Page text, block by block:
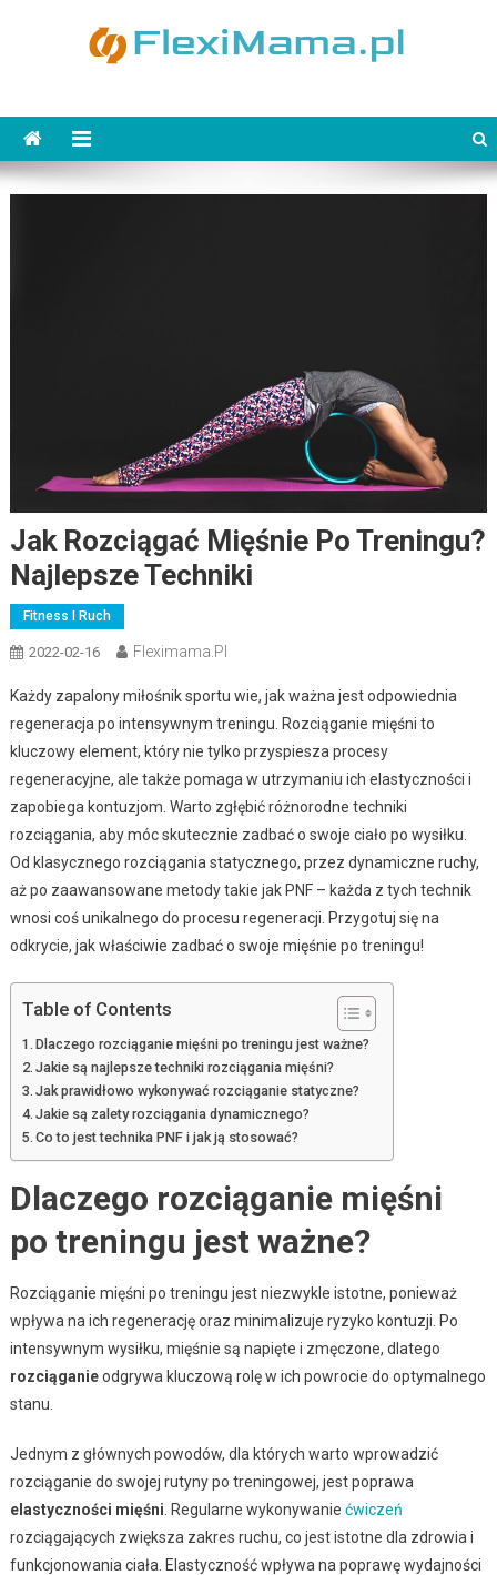
Jak Rozciągać Mięśnie Po Treningu?
Najlepsze Techniki
Fitness I Ruch
2022-02-16 Fleximama.pl
Każdy zapalony miłośnik sportu wie, jak ważna jest odpowiednia
regeneracja po intensywnym treningu. Rozciąganie mięśni to
kluczowy element, który nie tylko przyspiesza procesy
regeneracyjne, ale także pomaga w utrzymaniu ich elastyczności i
zapobiega kontuzjom. Warto zgłębić różnorodne techniki
rozciągania, aby móc skutecznie zadbać o swoje ciało po wysiłku.
Od klasycznego rozciągania statycznego, przez dynamiczne ruchy,
aż po zaawansowane metody takie jak PNF – każda z tych technik
wnosi coś unikalnego do procesu regeneracji. Przygotuj się na
odkrycie, jak właściwie zadbać o swoje mięśnie po treningu!
Table of Contents
Dlaczego rozciąganie mięśni po treningu jest ważne?
Jakie są najlepsze techniki rozciągania mięśni?
Jak prawidłowo wykonywać rozciąganie statyczne?
Jakie są zalety rozciągania dynamicznego?
Co to jest technika PNF i jak ją stosować?
Dlaczego rozciąganie mięśni
po treningu jest ważne?
Rozciąganie mięśni po treningu jest niezwykle istotne, ponieważ
wpływa na ich regenerację oraz minimalizuje ryzyko kontuzji. Po
intensywnym wysiłku, mięśnie są napięte i zmęczone, dlatego
rozciąganieodgrywa kluczową rolę w ich powrocie do optymalnego
stanu.
Jednym z głównych powodów, dla których warto wprowadzić
rozciąganie do swojej rutyny po treningowej, jest poprawa
elastyczności mięśni . Regularne wykonywanie ćwiczeń
rozciągających zwiększa zakres ruchu, co jest istotne dla zdrowia i
funkcjonowania ciała. Elastyczność wpływa na poprawę wydajności